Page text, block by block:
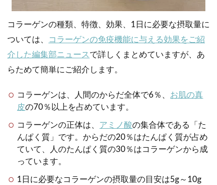
コラーゲンの種類、特徴、効果、1日に必要な摂取量に
ついては、
コラーゲンの免疫機能に与える効果をご紹
介した編集部ニュース で詳しくまとめていますが、あ
らためて簡単にご紹介します。
コラーゲンは、人間のからだ全体で6％、 お肌の真
皮の70％以上を占めています。
コラーゲンの正体は、 アミノ酸の集合体である「た
んぱく質」です。からだの20％はたんぱく質が占め
ていて、人のたんぱく質の30％はコラーゲンから成
っています。
1日に必要なコラーゲンの摂取量の目安は5g～10g